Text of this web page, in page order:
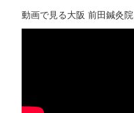
動画で見る大阪 前田鍼灸院